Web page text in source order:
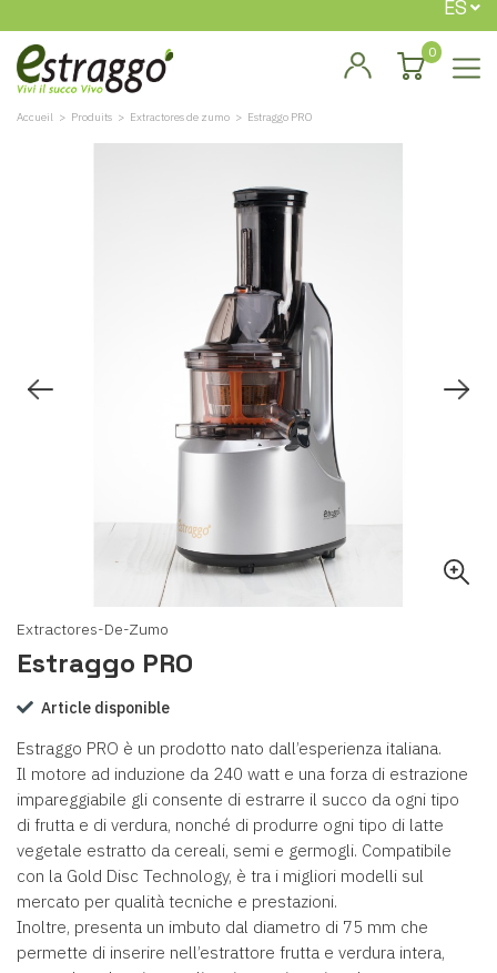
ES
0
Accueil Produits Extractores de zumo Estraggo PRO
Extractores-De-Zumo
Estraggo PRO
Article disponible
Estraggo PRO è un prodotto nato dall’esperienza italiana.
Il motore ad induzione da 240 watt e una forza di estrazione
impareggiabile gli consente di estrarre il succo da ogni tipo
di frutta e di verdura, nonché di produrre ogni tipo di latte
vegetale estratto da cereali, semi e germogli. Compatibile
con la Gold Disc Technology, è tra i migliori modelli sul
mercato per qualità tecniche e prestazioni.
Inoltre, presenta un imbuto dal diametro di 75 mm che
permette di inserire nell’estrattore frutta e verdura intera,